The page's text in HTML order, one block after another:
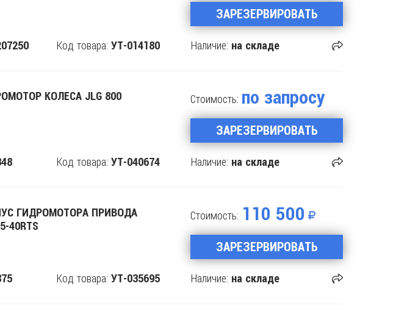
Код товара: УТ-014180
ЗАРЕЗЕРВИРОВАТЬ
Наличие: на складе
Поделится
КОЛЕСА JLG 800
Код товара: УТ-040674
Стоимость: по запросу
ЗАРЕЗЕРВИРОВАТЬ
Наличие: на складе
Поделится
ГИДРОМОТОРА ПРИВОДА
40RTS
Код товара: УТ-035695
Стоимость: 110 500
ЗАРЕЗЕРВИРОВАТЬ
Наличие: на складе
Поделится